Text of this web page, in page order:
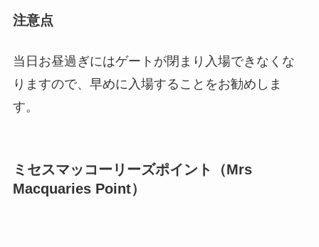
注意点
当日お昼過ぎにはゲートが閉まり入場できなくな
りますので、早めに入場することをお勧めしま
す。
ミセスマッコーリーズポイント（Mrs
Macquaries Point）